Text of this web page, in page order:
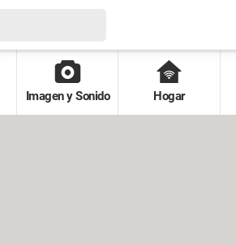
Imagen y Sonido Hogar